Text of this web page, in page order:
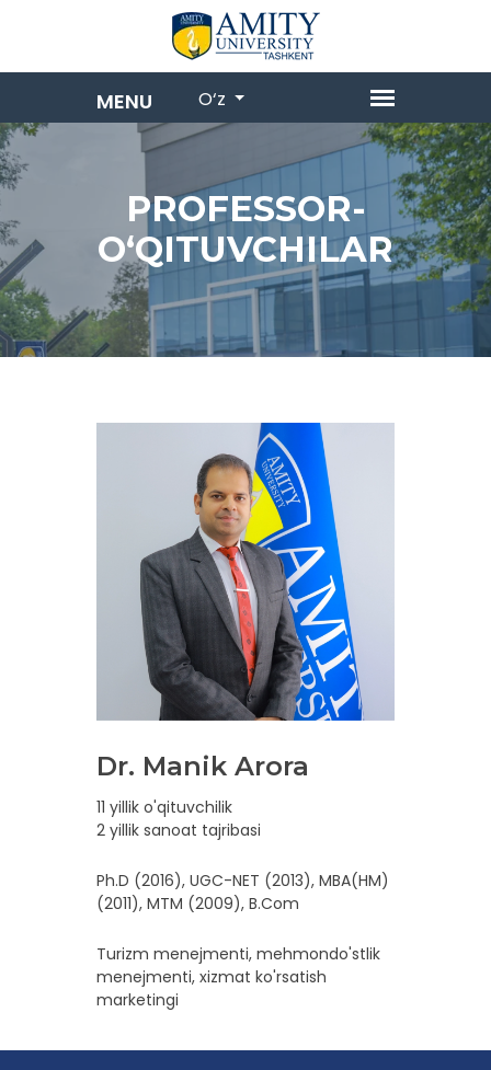
O‘z
PROFESSOR-
OʻQITUVCHILAR
Dr. Manik Arora
11 yillik o'qituvchilik
2 yillik sanoat tajribasi
Ph.D (2016), UGC-NET (2013), MBA(HM)
(2011), MTM (2009), B.Com
Turizm menejmenti, mehmondo'stlik
menejmenti, xizmat ko'rsatish
marketingi